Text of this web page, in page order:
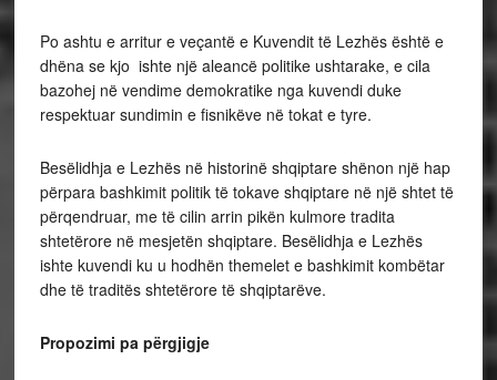
Po ashtu e arritur e veçantë e Kuvendit të Lezhës është e
dhëna se kjo ishte një aleancë politike ushtarake, e cila
bazohej në vendime demokratike nga kuvendi duke
respektuar sundimin e fisnikëve në tokat e tyre.
Besëlidhja e Lezhës në historinë shqiptare shënon një hap
përpara bashkimit politik të tokave shqiptare në një shtet të
përqendruar, me të cilin arrin pikën kulmore tradita
shtetërore në mesjetën shqiptare. Besëlidhja e Lezhës
ishte kuvendi ku u hodhën themelet e bashkimit kombëtar
dhe të traditës shtetërore të shqiptarëve.
Propozimi pa përgjigje